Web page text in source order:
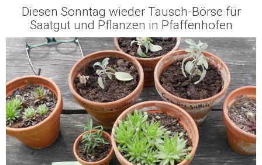
Diesen Sonntag wieder Tausch-Börse für
Saatgut und Pflanzen in Pfaffenhofen